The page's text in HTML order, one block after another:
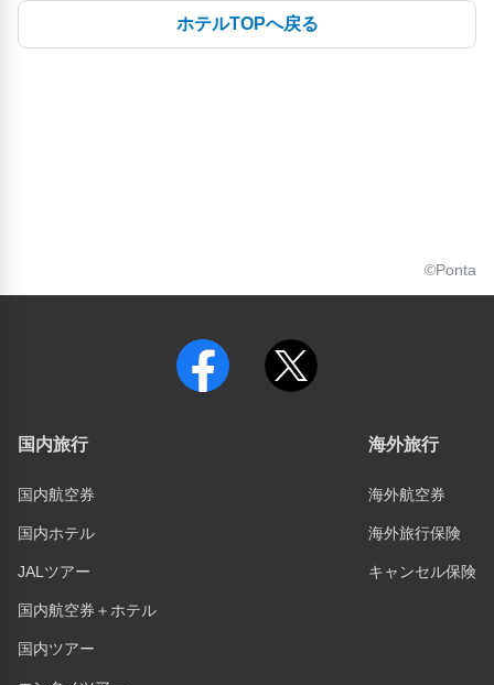
ホテルTOPへ戻る
©Ponta
国内旅行
国内航空券
国内ホテル
JALツアー
国内航空券＋ホテル
国内ツアー
海外旅行
海外航空券
海外旅行保険
キャンセル保険